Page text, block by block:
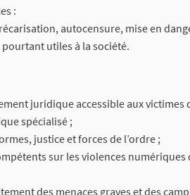
:
autocensure, mise en
utiles à la société.
juridique accessible aux victimes
spécialisé ;
justice et forces de l’ordre ;
sur les violences numériques
des menaces graves et des